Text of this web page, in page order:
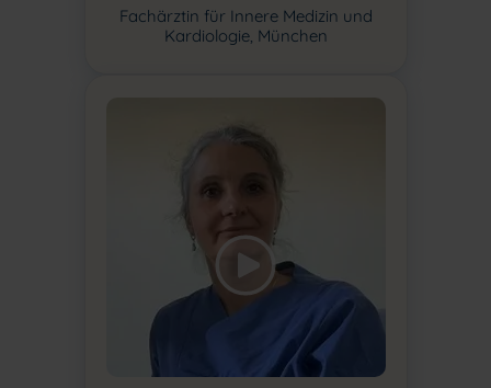
Fachärztin für Innere Medizin und
Kardiologie, München